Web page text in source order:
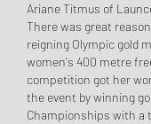
Ariane Titmus of
There was great
reigning Olympic gold
women's 400 metre
competition got her
the event by winning
Championships with a